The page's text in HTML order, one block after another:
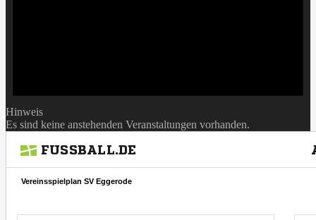
Hinweis
Es sind keine anstehenden Veranstaltungen vorhanden.